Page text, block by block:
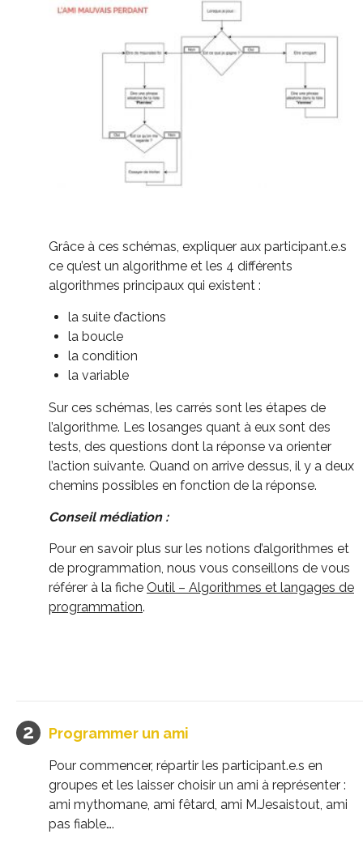
Grâce à ces schémas, expliquer aux participant.e.s
ce qu’est un algorithme et les 4 différents
algorithmes principaux qui existent :
la suite d’actions
la boucle
la condition
la variable
Sur ces schémas, les carrés sont les étapes de
l’algorithme. Les losanges quant à eux sont des
tests, des questions dont la réponse va orienter
l’action suivante. Quand on arrive dessus, il y a deux
chemins possibles en fonction de la réponse.
Conseil médiation :
Pour en savoir plus sur les notions d’algorithmes et
de programmation, nous vous conseillons de vous
référer à la fiche Outil – Algorithmes et langages de
programmation.
Programmer un ami
Pour commencer, répartir les participant.e.s en
groupes et les laisser choisir un ami à représenter :
ami mythomane, ami fêtard, ami M.Jesaistout, ami
pas fiable….